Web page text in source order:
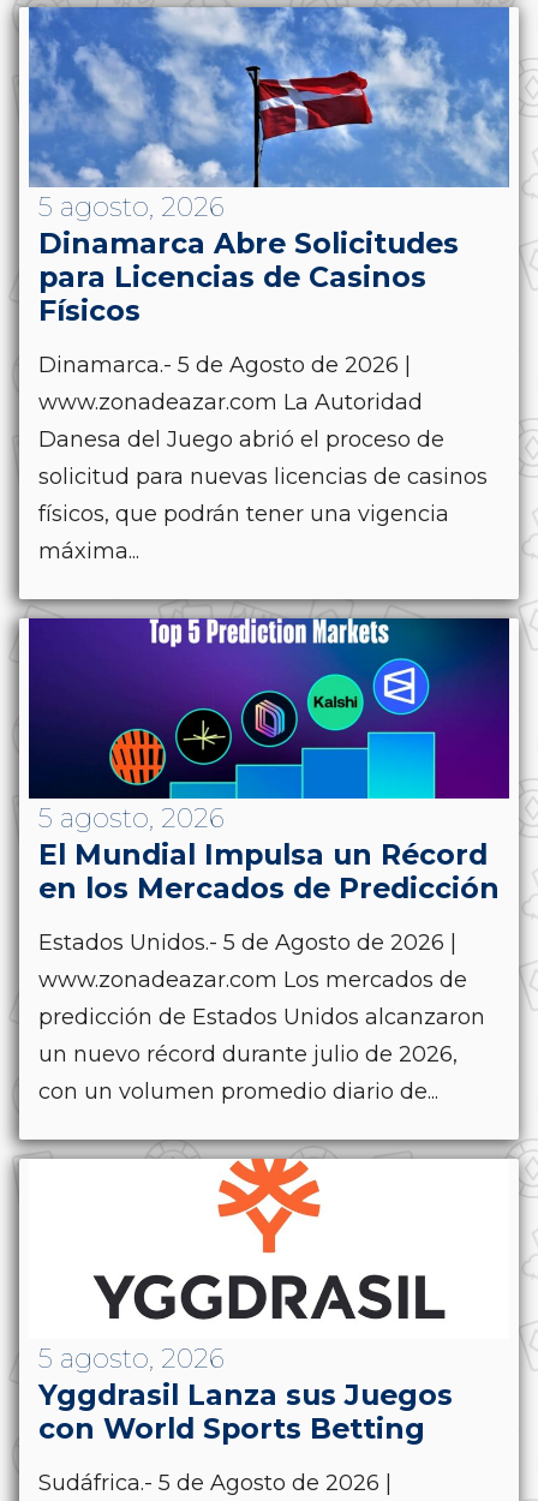
5 agosto, 2026
Dinamarca Abre Solicitudes
para Licencias de Casinos
Físicos
Dinamarca.- 5 de Agosto de 2026 |
www.zonadeazar.com La Autoridad
Danesa del Juego abrió el proceso de
solicitud para nuevas licencias de casinos
físicos, que podrán tener una vigencia
máxima...
5 agosto, 2026
El Mundial Impulsa un Récord
en los Mercados de Predicción
Estados Unidos.- 5 de Agosto de 2026 |
www.zonadeazar.com Los mercados de
predicción de Estados Unidos alcanzaron
un nuevo récord durante julio de 2026,
con un volumen promedio diario de...
5 agosto, 2026
Yggdrasil Lanza sus Juegos
con World Sports Betting
Sudáfrica.- 5 de Agosto de 2026 |